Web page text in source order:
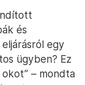
vett, és pont
akiket